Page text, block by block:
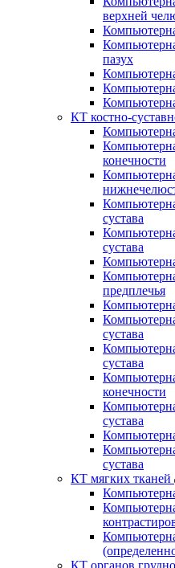
верхней
пазух
КТ костно-
конечности
сустава
сустава
предплечья
сустава
сустава
конечности
сустава
сустава
КТ мягких тканей
КТ органов